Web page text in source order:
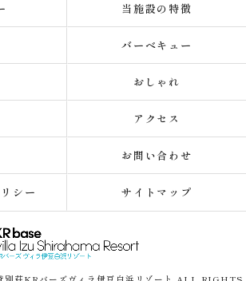
当施設の特徴
バーベキュー
おしゃれ
アクセス
お問い合わせ
シー サイトマップ